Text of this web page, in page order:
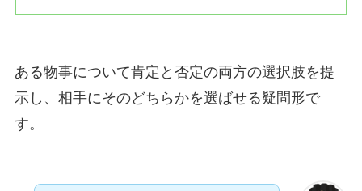
ある物事について肯定と否定の両方の選択肢を提
示し、相手にそのどちらかを選ばせる疑問形で
す。